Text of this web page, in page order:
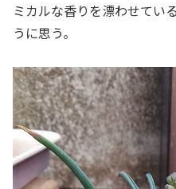
ミカルな香りを漂わせてい
うに思う。